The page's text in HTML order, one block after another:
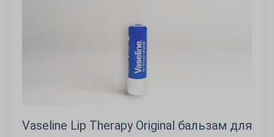
Vaseline Lip Therapy Original бальзам для